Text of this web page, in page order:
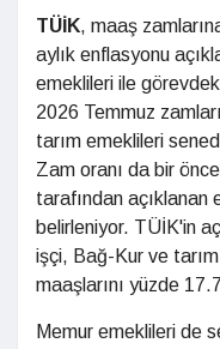
TÜİK, maaş
aylık enflasyonu
emeklileri ile
2026 Temmuz
tarım emeklileri
Zam oranı da bir
tarafından açıklanan
belirleniyor. TÜİK'in
işçi, Bağ-Kur ve
maaşlarını yüzde
Memur emeklileri de